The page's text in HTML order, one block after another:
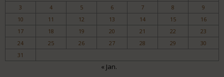
3
4 5 6 7 8
9
10
11 12 13 14 15
16
17
18 19 20 21 22
23
24
25 26 27 28 29
30
31
« Jan.